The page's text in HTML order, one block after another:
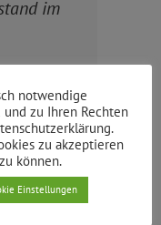
im
3. OG rechts,
zum
wurde die
notwendige
zu Ihren Rechten
zu akzeptieren
können.
Einstellungen